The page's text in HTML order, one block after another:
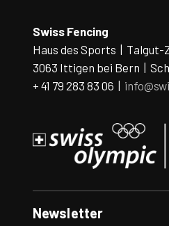
Swiss Fencing
Haus des Sports | Talgut-
3063 Ittigen bei Bern |
+ 41 79 283 83 06 |
Newsletter